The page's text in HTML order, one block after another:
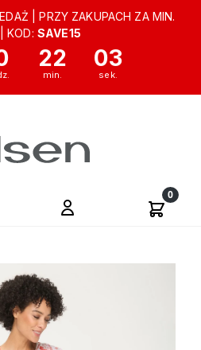
| PRZY ZAKUPACH ZA MIN.
KOD: SAVE15
22 02